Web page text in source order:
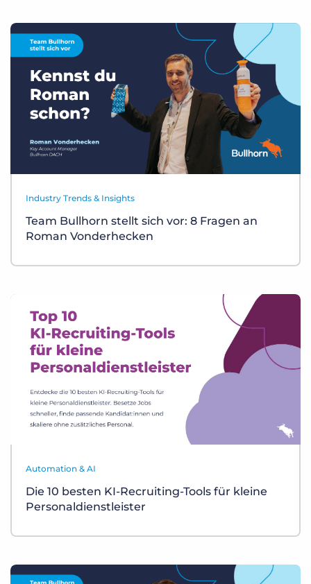
Industry Trends & Insights
Team Bullhorn stellt sich vor: 8 Fragen an
Roman Vonderhecken
Automation & AI
Die 10 besten KI-Recruiting-Tools für kleine
Personaldienstleister